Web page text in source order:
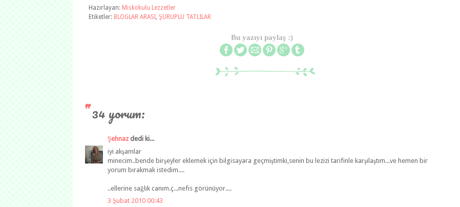
Hazırlayan: Miskokulu Lezzetler
Etiketler: BLOGLAR ARASI, ŞURUPLU TATLILAR
Bu yazıyı paylaş :)
34 yorum:
Şehnaz dedi ki...
iyi akşamlar
minecim..bende birşeyler eklemek için bilgisayara geçmiştimki,senin bu lezizi tarifinle karşılaştım...ve hemen bir
yorum bırakmak istedim....
..ellerine sağlık canım.ç...nefis görünüyor....
3 Şubat 2010 00:43